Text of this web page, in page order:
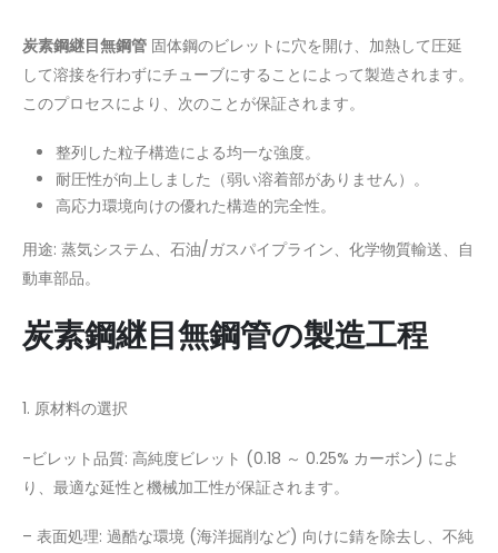
炭素鋼継目無鋼管 固体鋼のビレットに穴を開け、加熱して圧延
して溶接を行わずにチューブにすることによって製造されます。
このプロセスにより、次のことが保証されます。
整列した粒子構造による均一な強度。
耐圧性が向上しました（弱い溶着部がありません）。
高応力環境向けの優れた構造的完全性。
用途: 蒸気システム、石油/ガスパイプライン、化学物質輸送、自
動車部品。
炭素鋼継目無鋼管の製造工程
1. 原材料の選択
-ビレット品質: 高純度ビレット (0.18 ～ 0.25% カーボン) によ
り、最適な延性と機械加工性が保証されます。
– 表面処理: 過酷な環境 (海洋掘削など) 向けに錆を除去し、不純